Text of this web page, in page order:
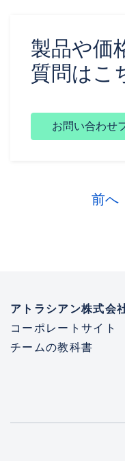
製品や価
質問はこ
お問い合わせ
前へ
アトラシアン株式会
コーポレートサイト
チームの教科書